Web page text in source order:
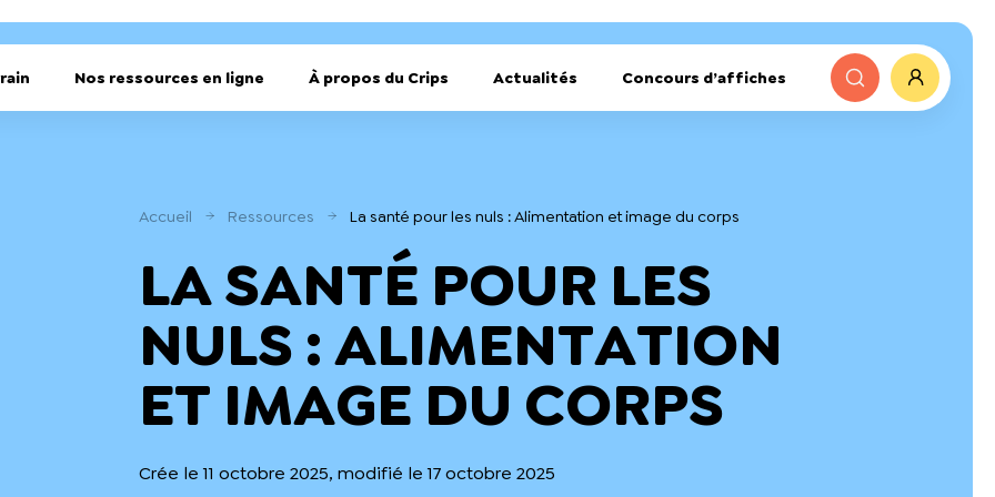
Nos ressources en ligne À propos du Crips Actualités Concours d’affiches
Accueil Ressources La santé pour les nuls : Alimentation et image du corps
LA SANTÉ POUR LES
NULS : ALIMENTATION
ET IMAGE DU CORPS
Crée le 11 octobre 2025, modifié le 17 octobre 2025